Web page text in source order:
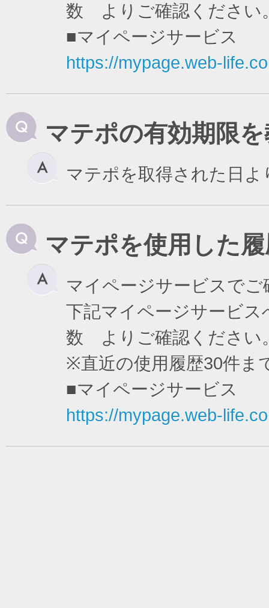
数 よりご確認ください
■マイページサービス
https://mypage.web-
マテポの有効期限
マテポを取得された日
マテポを使用した
マイページサービスで
下記マイページサービ
数 よりご確認ください
※直近の使用履歴30件ま
■マイページサービス
https://mypage.web-